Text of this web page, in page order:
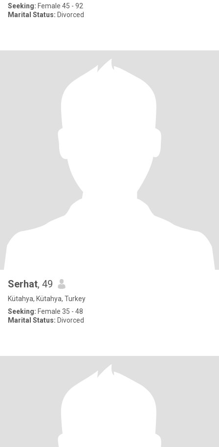
Seeking: Female 45 - 92
Marital Status: Divorced
Serhat, 49
Kütahya, Kütahya, Turkey
Seeking: Female 35 - 48
Marital Status: Divorced